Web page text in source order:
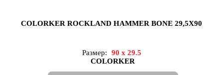
COLORKER ROCKLAND HAMMER BONE 29,5X90
Размер:
90 x 29.5
COLORKER